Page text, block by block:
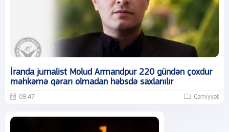
İranda jurnalist Molud Armandpur 220 gündən çoxdur
məhkəmə qərarı olmadan həbsdə saxlanılır
09:47 Cəmiyyət